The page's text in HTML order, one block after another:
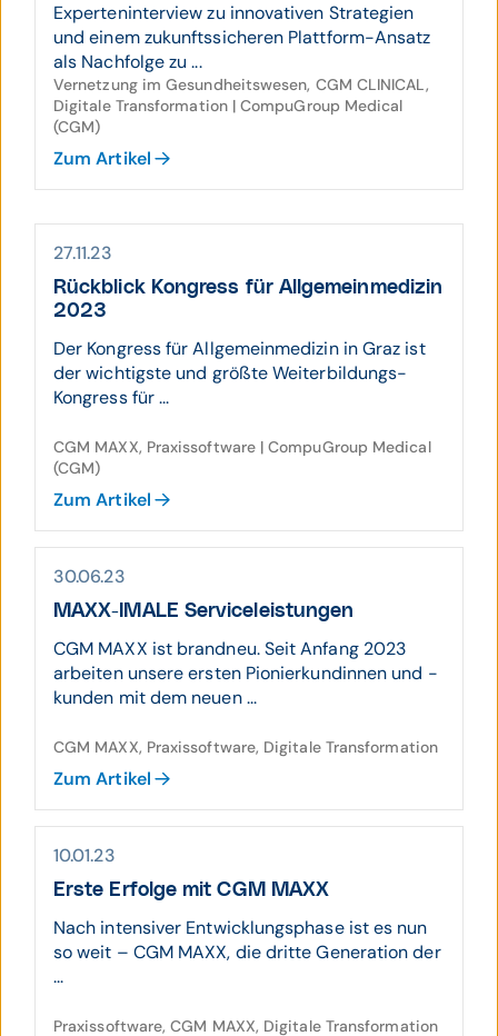
Experteninterview zu innovativen Strategien
und einem zukunftssicheren Plattform-Ansatz
als Nachfolge zu ...
Vernetzung im Gesundheitswesen, CGM CLINICAL,
Digitale Transformation | CompuGroup Medical
(CGM)
Zum Artikel
27.11.23
Rück­blick Kongress für Allgemein­medizin
2023
Der Kongress für Allgemeinmedizin in Graz ist
der wichtigste und größte Weiterbildungs-
Kongress für ...
CGM MAXX, Praxissoftware | CompuGroup Medical
(CGM)
Zum Artikel
30.06.23
MAXX-IMALE Serviceleistungen
CGM MAXX ist brandneu. Seit Anfang 2023
arbeiten unsere ersten Pionierkundinnen und -
kunden mit dem neuen ...
CGM MAXX, Praxissoftware, Digitale Transformation
Zum Artikel
10.01.23
Erste Erfolge mit CGM MAXX
Nach intensiver Entwicklungsphase ist es nun
so weit – CGM MAXX, die dritte Generation der
...
Praxissoftware, CGM MAXX, Digitale Transformation